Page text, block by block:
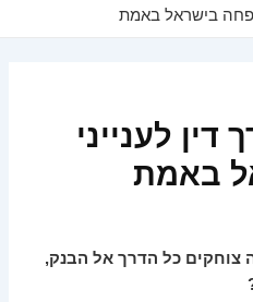
בישראל באמת
דין לענייני
באמת
צוחקים כל הדרך אל הבנק,